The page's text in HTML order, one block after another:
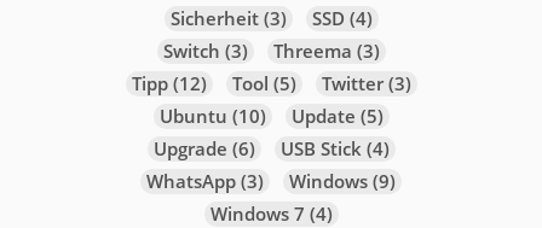
Sicherheit(3) SSD (4)
Switch (3) Threema (3)
Tipp(12) Tool (5) Twitter(3)
Ubuntu (10) Update (5)
Upgrade (6) USB Stick(4)
WhatsApp(3) Windows(9)
Windows 7 (4)